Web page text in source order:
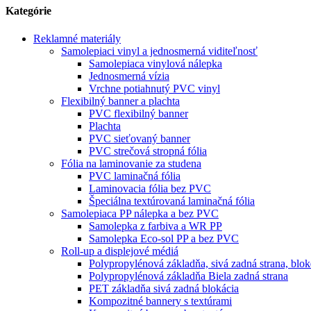
Kategórie
Reklamné materiály
Samolepiaci vinyl a jednosmerná viditeľnosť
Samolepiaca vinylová nálepka
Jednosmerná vízia
Vrchne potiahnutý PVC vinyl
Flexibilný banner a plachta
PVC flexibilný banner
Plachta
PVC sieťovaný banner
PVC strečová stropná fólia
Fólia na laminovanie za studena
PVC laminačná fólia
Laminovacia fólia bez PVC
Špeciálna textúrovaná laminačná fólia
Samolepiaca PP nálepka a bez PVC
Samolepka z farbiva a WR PP
Samolepka Eco-sol PP a bez PVC
Roll-up a displejové médiá
Polypropylénová základňa, sivá zadná strana,
Polypropylénová základňa Biela zadná strana
PET základňa sivá zadná blokácia
Kompozitné bannery s textúrami